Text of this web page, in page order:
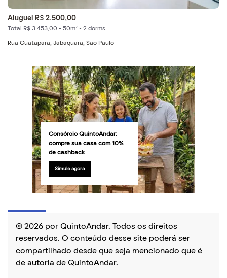
Aluguel R$ 2.500,00
Total R$ 3.453,00 • 50m² • 2 dorms
Rua Guatapara, Jabaquara, São Paulo
Consórcio QuintoAndar:
compre sua casa com 10%
de cashback
Simule agora
© 2026 por QuintoAndar. Todos os direitos
reservados. O conteúdo desse site poderá ser
compartilhado desde que seja mencionado que é
de autoria de QuintoAndar.